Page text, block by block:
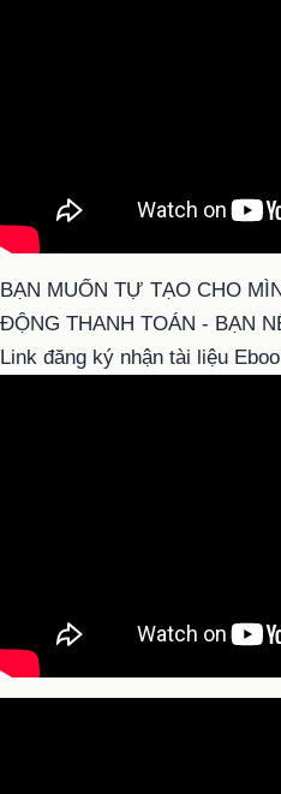
BẠN MUỐN TỰ TẠO CHO
ĐỘNG THANH TOÁN - BẠN
Link đăng ký nhận tài liệu